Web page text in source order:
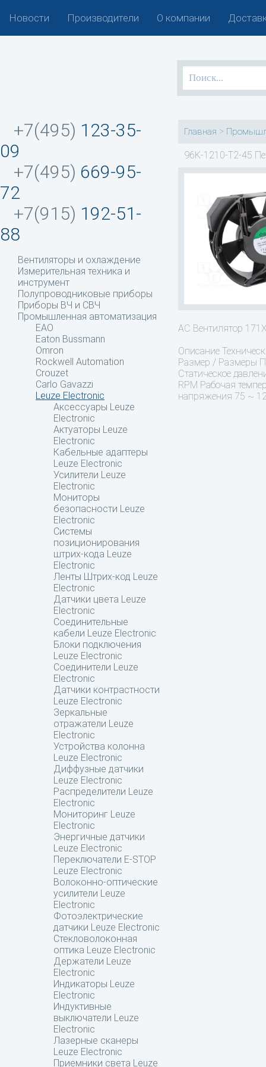
Новости Производители О компании
+7(495) 123-35-
09
+7(495) 669-95-
72
+7(915) 192-51-
88
Вентиляторы и охлаждение
Измерительная техника и
инструмент
Полупроводниковые приборы
Приборы ВЧ и СВЧ
Промышленная автоматизация
EAO
Eaton Bussmann
Omron
Rockwell Automation
Crouzet
Carlo Gavazzi
Leuze Electronic
Аксессуары Leuze
Electronic
Актуаторы Leuze
Electronic
Кабельные адаптеры
Leuze Electronic
Усилители Leuze
Electronic
Мониторы
безопасности Leuze
Electronic
Системы
позиционирования
штрих-кода Leuze
Electronic
Ленты Штрих-код Leuze
Electronic
Датчики цвета Leuze
Electronic
Соединительные
кабели Leuze Electronic
Блоки подключения
Leuze Electronic
Соединители Leuze
Electronic
Датчики контрастности
Leuze Electronic
Зеркальные
отражатели Leuze
Electronic
Устройства колонна
Leuze Electronic
Диффузные датчики
Leuze Electronic
Распределители Leuze
Electronic
Мониторинг Leuze
Electronic
Энергичные датчики
Leuze Electronic
Переключатели E-STOP
Leuze Electronic
Волоконно-оптические
усилители Leuze
Electronic
Фотоэлектрические
датчики Leuze Electronic
Стекловолоконная
оптика Leuze Electronic
Держатели Leuze
Electronic
Индикаторы Leuze
Electronic
Индуктивные
выключатели Leuze
Electronic
Лазерные сканеры
Leuze Electronic
Приемники света Leuze
Главная >
96K-1210-T2-45
AC Вентилятор
Описание
Размер / Размеры
Статическое
RPM Рабочая
напряжения 75 ~